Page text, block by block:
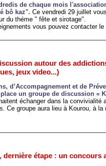
de chaque mois
bô kaz". Ce vendredi 29 juillet
du théme " fête et sirotage".
vous pouvez contacter
autour des
jeux video...)
d’Accompagnement et de
un groupe de discussion «
échanger dans la convivialité
Ce groupe aura lieu à Kourou, à la
dernière étape : un concours